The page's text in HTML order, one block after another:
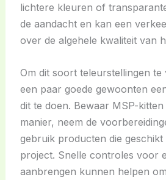
lichtere kleuren of
de aandacht en kan een
over de algehele kwaliteit van
Om dit soort teleurstellingen
een paar goede gewoonten
dit te doen. Bewaar MSP-kitten
manier, neem de
gebruik producten die
project. Snelle controles voor
aanbrengen kunnen helpen